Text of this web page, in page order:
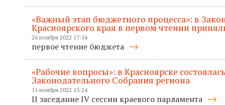
«Важный этап бюджетного процесса»: в
Красноярского края в первом чтении
26 ноября 2022 17:54
первое чтение бюджета
«Рабочие вопросы»: в Красноярске
Законодательного Собрания региона
11 ноября 2022 15:24
II заседание IV сессии краевого парламента